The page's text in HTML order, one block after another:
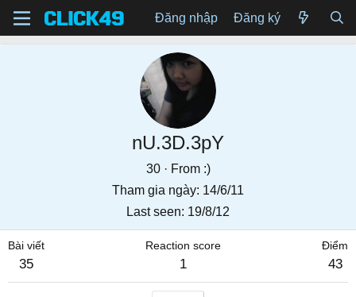
Đăng nhập Đăng ký
nU.3D.3pY
30 · From :)
Tham gia ngày 14/6/11
Last seen 19/8/12
Bài viết
35
Reaction score
1
Điểm
43